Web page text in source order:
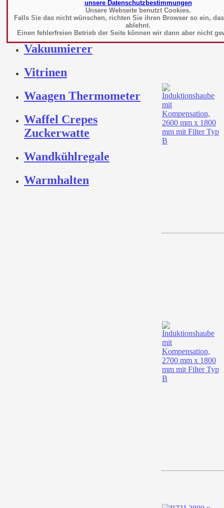
unsere Datenschutzbestimmungen
Unsere Webseite benutzt Cookies.
Falls Sie das nicht wünschen, richten Sie ihren Browser so ein,
ablehnt.
Einen fehlerfreien Betrieb der Seite können wir dann aber nicht
Vakuumierer
Vitrinen
Waagen Thermometer
Waffel Crepes
Zuckerwatte
Wandkühlregale
Warmhalten